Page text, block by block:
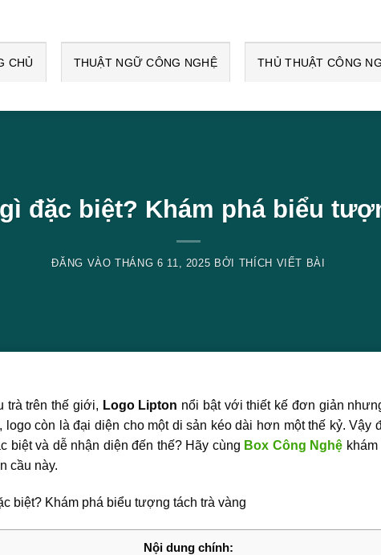
CHỦ THUẬT NGỮ CÔNG NGHỆ THỦ THUẬT CÔNG
đặc biệt? Khám phá biểu
ĐĂNG VÀOTHÁNG 6 11, 2025 BỞI THÍCH VIẾT BÀI
trà trên thế giới, Logo Lipton nổi bật với thiết kế đơn giản
còn là đại diện cho một di sản kéo dài hơn một thế kỷ. Vậy
biệt và dễ nhận diện đến thế? Hãy cùng Box Công Nghệ
cầu này.
Nội dung chính: